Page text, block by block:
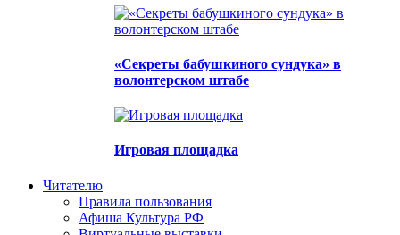
«Секреты бабушкиного сундука» в
волонтерском штабе
Игровая площадка
Читателю
Правила пользования
Афиша Культура РФ